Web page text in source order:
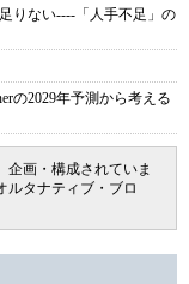
りない----「人手不足」の
の2029年予測から考える
企画・構成されていま
ルタナティブ・ブロ